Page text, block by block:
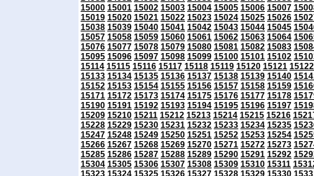
15000 15001 15002 15003 15004 15005 15006 15007
15019 15020 15021 15022 15023 15024 15025 15026
15038 15039 15040 15041 15042 15043 15044 15045
15057 15058 15059 15060 15061 15062 15063 15064
15076 15077 15078 15079 15080 15081 15082 15083
15095 15096 15097 15098 15099 15100 15101 15102
15114 15115 15116 15117 15118 15119 15120 15121 15122
15133 15134 15135 15136 15137 15138 15139 15140
15152 15153 15154 15155 15156 15157 15158 15159
15171 15172 15173 15174 15175 15176 15177 15178
15190 15191 15192 15193 15194 15195 15196 15197
15209 15210 15211 15212 15213 15214 15215 15216
15228 15229 15230 15231 15232 15233 15234 15235
15247 15248 15249 15250 15251 15252 15253 15254
15266 15267 15268 15269 15270 15271 15272 15273
15285 15286 15287 15288 15289 15290 15291 15292
15304 15305 15306 15307 15308 15309 15310 15311
15323 15324 15325 15326 15327 15328 15329 15330